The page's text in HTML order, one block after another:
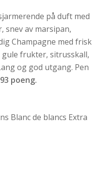
på duft med
snev av marsipan,
Champagne med frisk
frukter, sitrusskall,
og god utgang. Pen
93 poeng.
Blanc de blancs Extra